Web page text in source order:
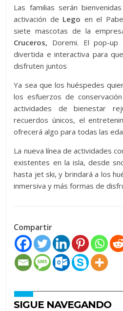
Las familias serán
activación de Lego en el
siete mascotas de la
Cruceros, Doremi. El pop-up
divertida e interactiva para
disfruten juntos
Ya sea que los huéspedes
los esfuerzos de
actividades de bienestar
recuerdos únicos, el
ofrecerá algo para todas las
La nueva línea de actividades
existentes en la isla, desde
hasta jet ski, y brindará a los
inmersiva y más formas de
Compartir
SIGUE NAVEGANDO